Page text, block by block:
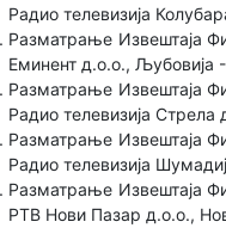
Радио телевизија
Разматрање Извештаја
Eминент д.о.о.,
Разматрање Извештаја
Радио телевизија
Разматрање Извештаја
Радио телевизија
Разматрање Извештаја
РТВ Нови Пазар д.о.о.,